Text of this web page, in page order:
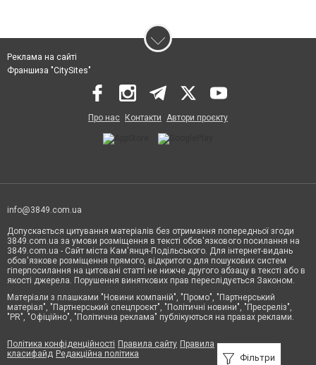
Фільтри
Реклама на сайті
Франшиза "CitySites"
Про нас Контакти Автори проєкту
info@3849.com.ua
Допускається цитування матеріалів без отримання попередньої згоди
3849.com.ua за умови розміщення в тексті обов'язкового посилання на
3849.com.ua - Сайт міста Кам'янця-Подільського. Для інтернет-видань
обов'язкове розміщення прямого, відкритого для пошукових систем
гіперпосилання на цитовані статті не нижче другого абзацу в тексті або в
якості джерела. Порушення виняткових прав переслідується Законом.
Матеріали з плашками "Новини компаній", "Промо", "Партнерський
матеріал", "Партнерський спецпроєкт", "Політичні новини", "Пресреліз",
"PR", "Офіційно", "Політична реклама" публікуються на правах реклами.
Політика конфіденційності Правила сайту Правила
класифайд Редакційна політика